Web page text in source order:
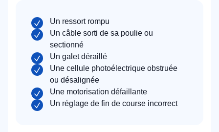
Un ressort rompu
Un câble sorti de sa poulie ou
sectionné
Un galet déraillé
Une cellule photoélectrique obstruée
ou désalignée
Une motorisation défaillante
Un réglage de fin de course incorrect